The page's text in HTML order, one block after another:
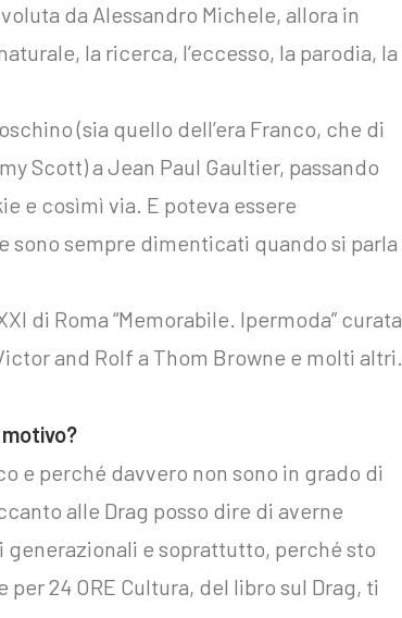
da Alessandro Michele, allora in
la ricerca, l’eccesso, la parodia, la
(sia quello dell’era Franco, che di
Scott) a Jean Paul Gaultier, passando
e cosìmì via. E poteva essere
sono sempre dimenticati quando si parla
di Roma “Memorabile. Ipermoda” curata
and Rolf a Thom Browne e molti altri.
e perché davvero non sono in grado di
alle Drag posso dire di averne
e soprattutto, perché sto
24 ORE Cultura, del libro sul Drag, ti